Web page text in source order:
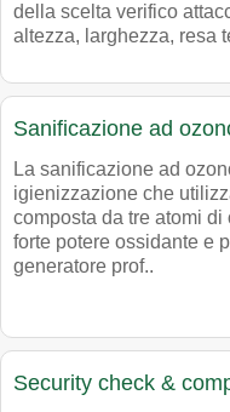
della scelta verifico
altezza, larghezza, resa
Sanificazione ad
La sanificazione ad
igienizzazione che
composta da tre atomi
forte potere ossidante e
generatore prof..
Security check &